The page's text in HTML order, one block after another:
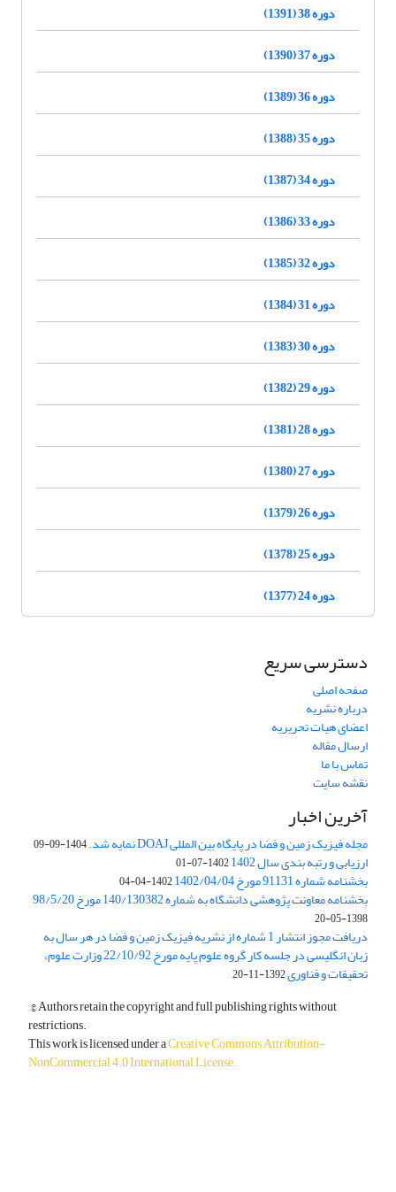
دوره 38 (1391)
دوره 37 (1390)
دوره 36 (1389)
دوره 35 (1388)
دوره 34 (1387)
دوره 33 (1386)
دوره 32 (1385)
دوره 31 (1384)
دوره 30 (1383)
دوره 29 (1382)
دوره 28 (1381)
دوره 27 (1380)
دوره 26 (1379)
دوره 25 (1378)
دوره 24 (1377)
دسترسی سریع
صفحه اصلی
درباره نشریه
اعضای هیات تحریریه
ارسال مقاله
تماس با ما
نقشه سایت
آخرین اخبار
مجله فیزیک زمین و فضا در پایگاه بین المللی DOAJ نمایه شد. 1404-09-09
ارزیابی و رتبه بندی سال 1402 1402-07-01
بخشنامه شماره 91131 مورخ 1402/04/04 1402-04-04
بخشنامه معاونت پژوهشی دانشگاه به شماره 140/130382 مورخ 98/5/20
1398-05-20
دریافت مجوز انتشار 1 شماره از نشریه فیزیک زمین و فضا در هر سال به
زبان انگلیسی در جلسه کار گروه علوم پایه مورخ 22/10/92 وزارت علوم،
تحقیقات و فناوری1392-11-20
© Authors retain the copyright and full publishing rights without
restrictions.
This work is licensed under aCreative Commons Attribution-
NonCommercial 4.0 International License.